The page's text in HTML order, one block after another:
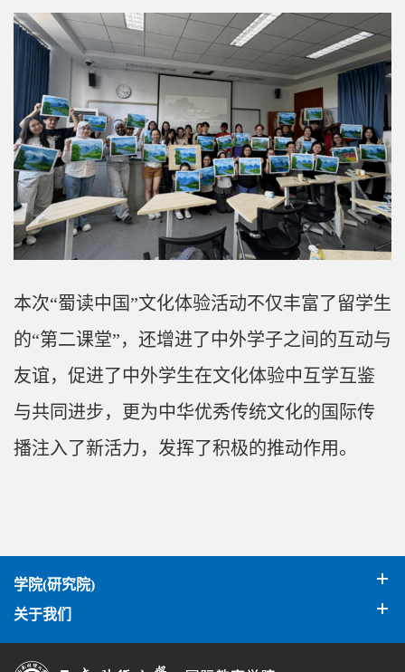
本次“蜀读中国”文化体验活动不仅丰富了留学生
的“第二课堂”，还增进了中外学子之间的互动与
友谊，促进了中外学生在文化体验中互学互鉴
与共同进步，更为中华优秀传统文化的国际传
播注入了新活力，发挥了积极的推动作用。
学院(研究院)
关于我们